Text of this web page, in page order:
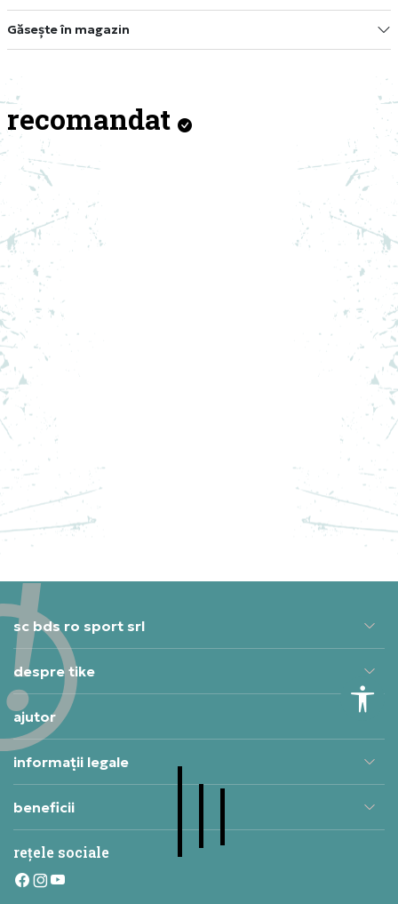
Găsește în magazin
recomandat
ADIDAS SAPCA Y-3 3S CAP
PRET SPECIAL
283,49RON
sc bds ro sport srl
despre tike
ajutor
informații legale
beneficii
rețele sociale